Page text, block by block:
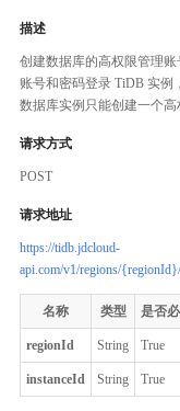
描述
创建数据库的高权限管理
账号和密码登录 TiDB 实例
数据库实例只能创建一个高
请求方式
POST
请求地址
https://tidb.jdcloud-
api.com/v1/regions/
名称 类型 是否
regionId String True
instanceId String True